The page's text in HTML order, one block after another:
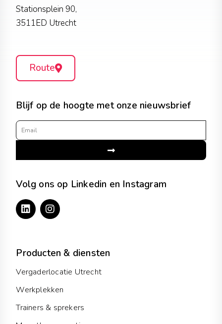
Stationsplein 90,
3511ED Utrecht
Route
Producten & diensten
Vergaderlocatie Utrecht
Werkplekken
Trainers & sprekers
Blijf op de hoogte met onze nieuwsbrief
Email
Volg ons op Linkedin en Instagram
L
i
n
d
n
I
n
s
g
a